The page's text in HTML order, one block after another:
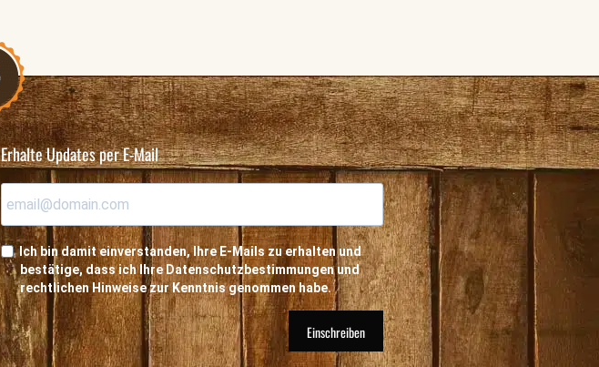
Erhalte Updates per E-Mail
Ich bin damit einverstanden, Ihre E-Mails zu erhalten und
bestätige, dass ich Ihre Datenschutzbestimmungen und
rechtlichen Hinweise zur Kenntnis genommen habe.
Einschreiben